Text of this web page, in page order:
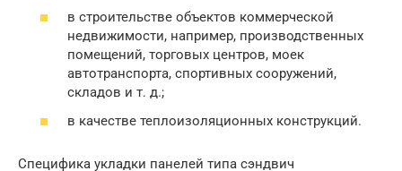
в строительстве объектов коммерческой
недвижимости, например, производственных
помещений, торговых центров, моек
автотранспорта, спортивных сооружений,
складов и т. д.;
в качестве теплоизоляционных конструкций.
Специфика укладки панелей типа сэндвич